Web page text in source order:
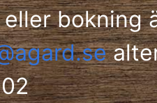
bokning